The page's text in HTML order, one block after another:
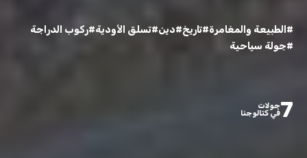
#الطبيعة والمغامرة#تاريخ#دين#تسلق الأودية#ركوب الدراجة
#جولة سياحية
7جولات
في كتالوجنا